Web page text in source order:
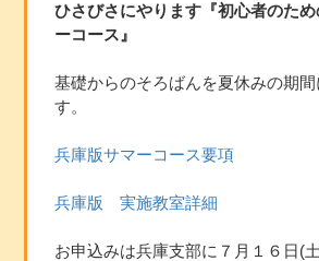
ひさびさにやります『初心者のた
ーコース』
基礎からのそろばんを夏休みの期間
す。
兵庫版サマーコース要項
兵庫版 実施教室詳細
お申込みは兵庫支部に７月１６日(土